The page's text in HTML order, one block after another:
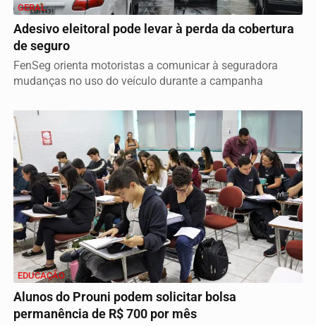
GERAL
Adesivo eleitoral pode levar à perda da cobertura
de seguro
FenSeg orienta motoristas a comunicar à seguradora
mudanças no uso do veículo durante a campanha
EDUCAÇÃO
Alunos do Prouni podem solicitar bolsa
permanência de R$ 700 por mês